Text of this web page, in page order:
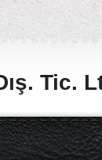
Tic.